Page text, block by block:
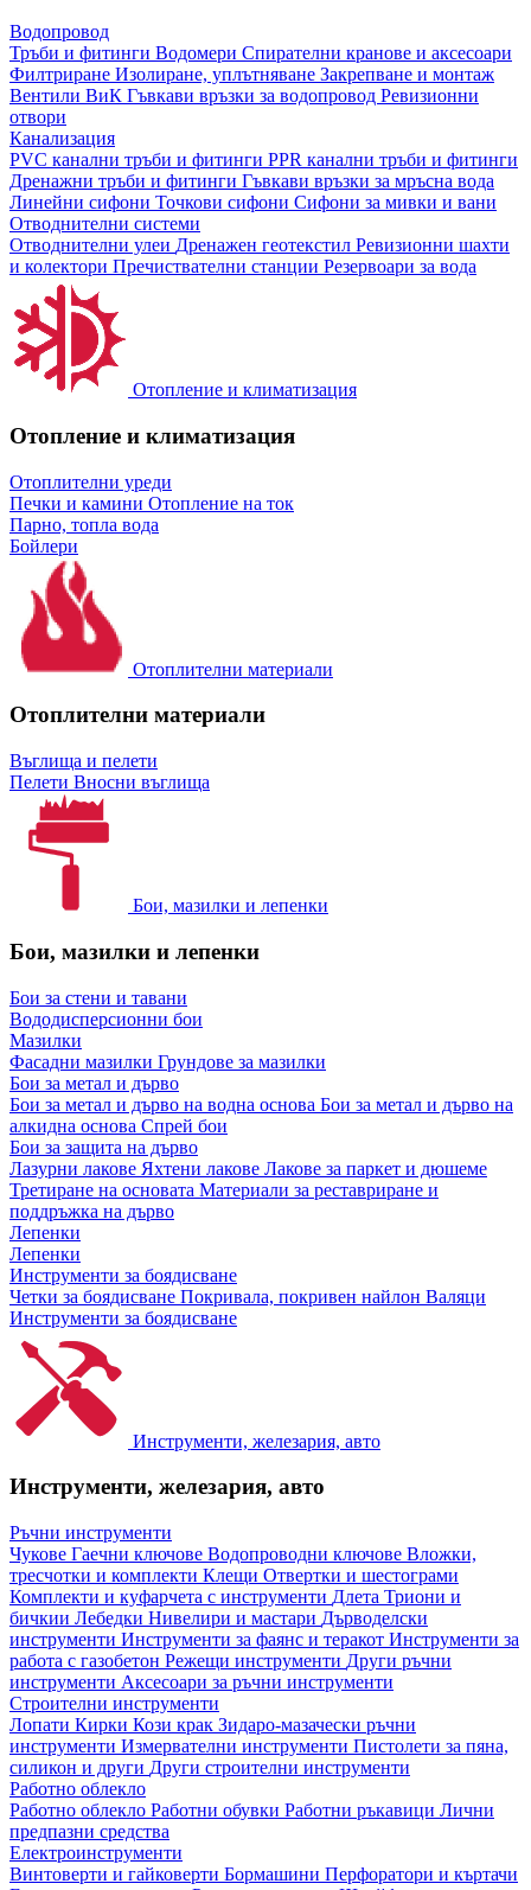
Водопровод
Тръби и фитинги Водомери Спирателни кранове и аксесоари
Филтриране Изолиране, уплътняване Закрепване и монтаж
Вентили ВиК Гъвкави връзки за водопровод Ревизионни
отвори
Канализация
PVC канални тръби и фитинги PPR канални тръби и фитинги
Дренажни тръби и фитинги Гъвкави връзки за мръсна вода
Линейни сифони Точкови сифони Сифони за мивки и вани
Отводнителни системи
Отводнителни улеи Дренажен геотекстил Ревизионни шахти
и колектори Пречиствателни станции Резервоари за вода
Отопление и климатизация
Отопление и климатизация
Отоплителни уреди
Печки и камини Отопление на ток
Парно, топла вода
Бойлери
Отоплителни материали
Отоплителни материали
Въглища и пелети
Пелети Вносни въглища
Бои, мазилки и лепенки
Бои, мазилки и лепенки
Бои за стени и тавани
Вододисперсионни бои
Мазилки
Фасадни мазилки Грундове за мазилки
Бои за метал и дърво
Бои за метал и дърво на водна основа Бои за метал и дърво на
алкидна основа Спрей бои
Бои за защита на дърво
Лазурни лакове Яхтени лакове Лакове за паркет и дюшеме
Третиране на основата Материали за реставриране и
поддръжка на дърво
Лепенки
Лепенки
Инструменти за боядисване
Четки за боядисване Покривала, покривен найлон Валяци
Инструменти за боядисване
Инструменти, железария, авто
Инструменти, железария, авто
Ръчни инструменти
Чукове Гаечни ключове Водопроводни ключове Вложки,
тресчотки и комплекти Клещи Отвертки и шестограми
Комплекти и куфарчета с инструменти Длета Триони и
бичкии Лебедки Нивелири и мастари Дърводелски
инструменти Инструменти за фаянс и теракот Инструменти за
работа с газобетон Режещи инструменти Други ръчни
инструменти Аксесоари за ръчни инструменти
Строителни инструменти
Лопати Кирки Кози крак Зидаро-мазачески ръчни
инструменти Измервателни инструменти Пистолети за пяна,
силикон и други Други строителни инструменти
Работно облекло
Работно облекло Работни обувки Работни ръкавици Лични
предпазни средства
Електроинструменти
Винтоверти и гайковерти Бормашини Перфоратори и къртачи